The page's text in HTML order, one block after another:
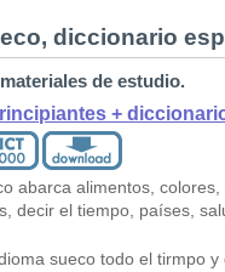
diccionario
de estudio.
+
abarca alimentos,
decir el tiempo, países,
sueco todo el tirmpo y